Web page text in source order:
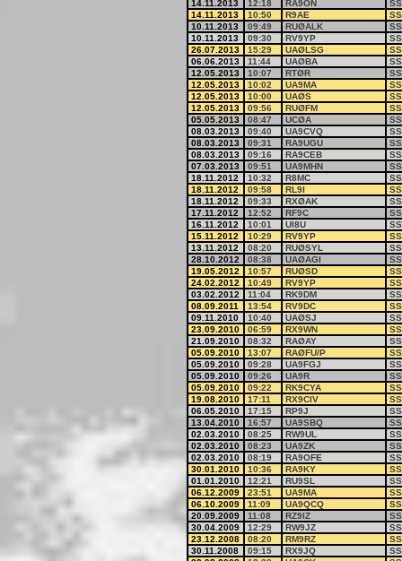
14.11.2013
12:18 RA9ON
14.11.2013
10:50 R9AE
10.11.2013
09:49 RUØALK
10.11.2013
09:30 RV9YP
26.07.2013
15:29 UAØLSG
06.06.2013
11:44 UAØBA
12.05.2013
10:07 RTØR
12.05.2013
10:02 UA9MA
12.05.2013
10:00 UAØS
12.05.2013
09:56 RUØFM
05.05.2013
08:47 UCØA
08.03.2013
09:40 UA9CVQ
08.03.2013
09:31 RA9UGU
08.03.2013
09:16 RA9CEB
07.03.2013
09:51 UA9MHN
18.11.2012
10:32 R8MC
18.11.2012
09:58 RL9I
18.11.2012
09:33 RXØAK
17.11.2012
12:52 RF9C
16.11.2012
10:01 UI8U
15.11.2012
10:29 RV9YP
13.11.2012
08:20 RUØSYL
28.10.2012
08:38 UAØAGI
19.05.2012
10:57 RUØSD
24.02.2012
10:49 RV9YP
03.02.2012
11:04 RK9DM
08.09.2011
13:54 RV9DC
09.11.2010
10:40 UAØSJ
23.09.2010
06:59 RX9WN
21.09.2010
08:32 RAØAY
05.09.2010
13:07 RAØFU/P
05.09.2010
09:28 UA9FGJ
05.09.2010
09:26 UA9R
05.09.2010
09:22 RK9CYA
19.08.2010
17:11 RX9CIV
06.05.2010
17:15 RP9J
13.04.2010
16:57 UA9SBQ
02.03.2010
08:25 RW9UL
02.03.2010
08:23 UA9ZK
02.03.2010
08:19 RA9OFE
30.01.2010
10:36 RA9KY
01.01.2010
12:21 RU9SL
06.12.2009
23:51 UA9MA
06.10.2009
11:09 UA9QCQ
20.09.2009
11:08 RZ9IZ
30.04.2009
12:29 RW9JZ
23.12.2008
08:20 RM9RZ
30.11.2008
09:15 RX9JQ